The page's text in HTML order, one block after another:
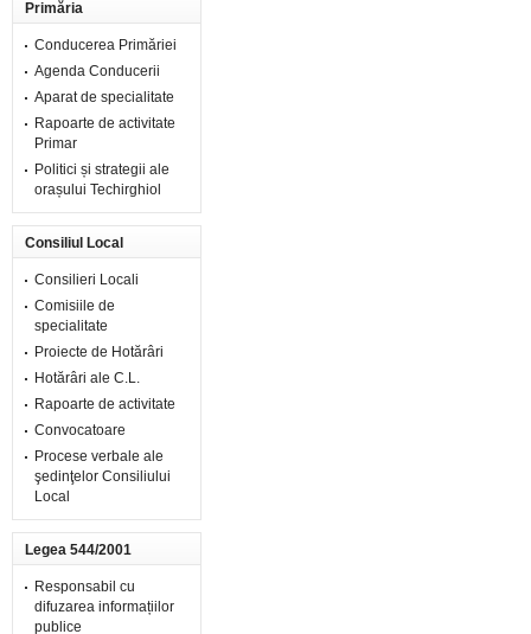
Primăria
Conducerea Primăriei
Agenda Conducerii
Aparat de specialitate
Rapoarte de activitate
Primar
Politici și strategii ale
orașului Techirghiol
Consiliul Local
Consilieri Locali
Comisiile de
specialitate
Proiecte de Hotărâri
Hotărâri ale C.L.
Rapoarte de activitate
Convocatoare
Procese verbale ale
şedinţelor Consiliului
Local
Legea 544/2001
Responsabil cu
difuzarea informațiilor
publice